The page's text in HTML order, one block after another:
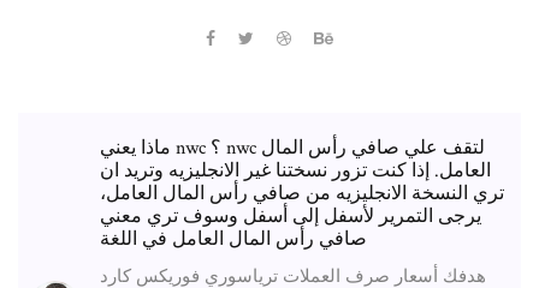
ماذا يعني nwc ؟ nwc لتقف علي صافي رأس المال
العامل. إذا كنت تزور نسختنا غير الانجليزيه وتريد ان
تري النسخة الانجليزيه من صافي رأس المال العامل،
يرجى التمرير لأسفل إلى أسفل وسوف تري معني
صافي رأس المال العامل في اللغة
هدفك أسعار صرف العملات ترياسوري فوريكس كارد